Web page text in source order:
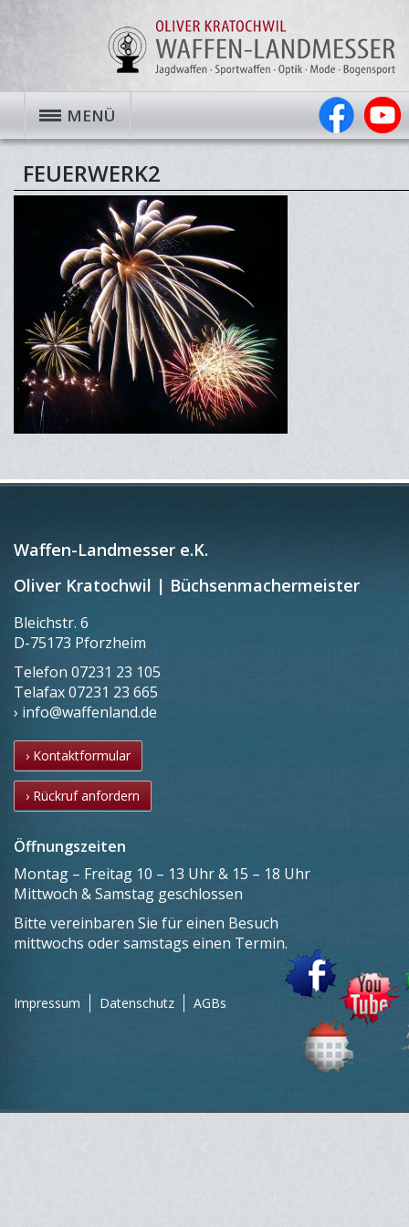
MENÜ
FEUERWERK2
Waffen-Landmesser e.K.
Oliver Kratochwil | Büchsenmachermeister
Bleichstr. 6
D-75173 Pforzheim
Telefon 07231 23 105
Telafax07231 23 665
› info@waffenland.de
› Kontaktformular
› Rückruf anfordern
Öffnungszeiten
Montag – Freitag 10 – 13 Uhr & 15 – 18 Uhr
Mittwoch & Samstag geschlossen
Bitte vereinbaren Sie für einen Besuch
mittwochs oder samstags einen Termin.
Impressum Datenschutz AGBs